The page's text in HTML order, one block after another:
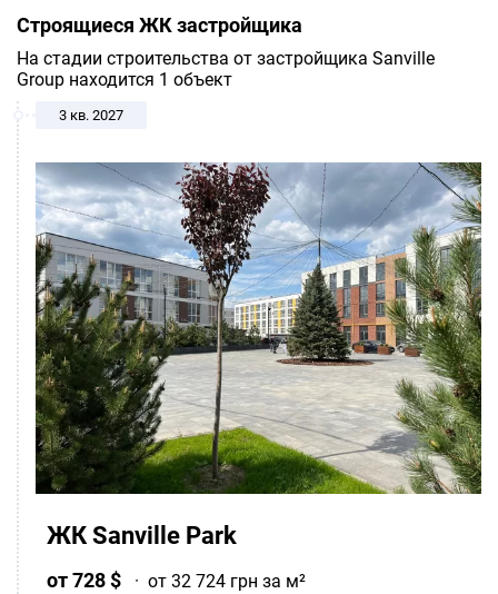
Строящиеся ЖК застройщика
На стадии строительства от застройщика Sanville
Group находится 1 объект
3 кв. 2027
ЖК Sanville Park
от 728 $ · от 32 724 грн за м²